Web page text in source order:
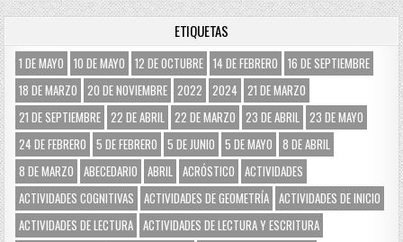
ETIQUETAS
1 DE MAYO 10 DE MAYO 12 DE OCTUBRE 14 DE FEBRERO
16 DE SEPTIEMBRE
18 DE MARZO
20 DE NOVIEMBRE 2022 2024
21 DE MARZO
21 DE SEPTIEMBRE 22 DE ABRIL 22 DE MARZO 23 DE ABRIL 23 DE MAYO
24 DE FEBRERO
5 DE FEBRERO 5 DE JUNIO 5 DE MAYO
8 DE ABRIL
8 DE MARZO
ABECEDARIO ABRIL ACRÓSTICO
ACTIVIDADES
ACTIVIDADES COGNITIVAS
ACTIVIDADES DE GEOMETRÍA ACTIVIDADES DE INICIO
ACTIVIDADES DE LECTURA ACTIVIDADES DE LECTURA Y ESCRITURA